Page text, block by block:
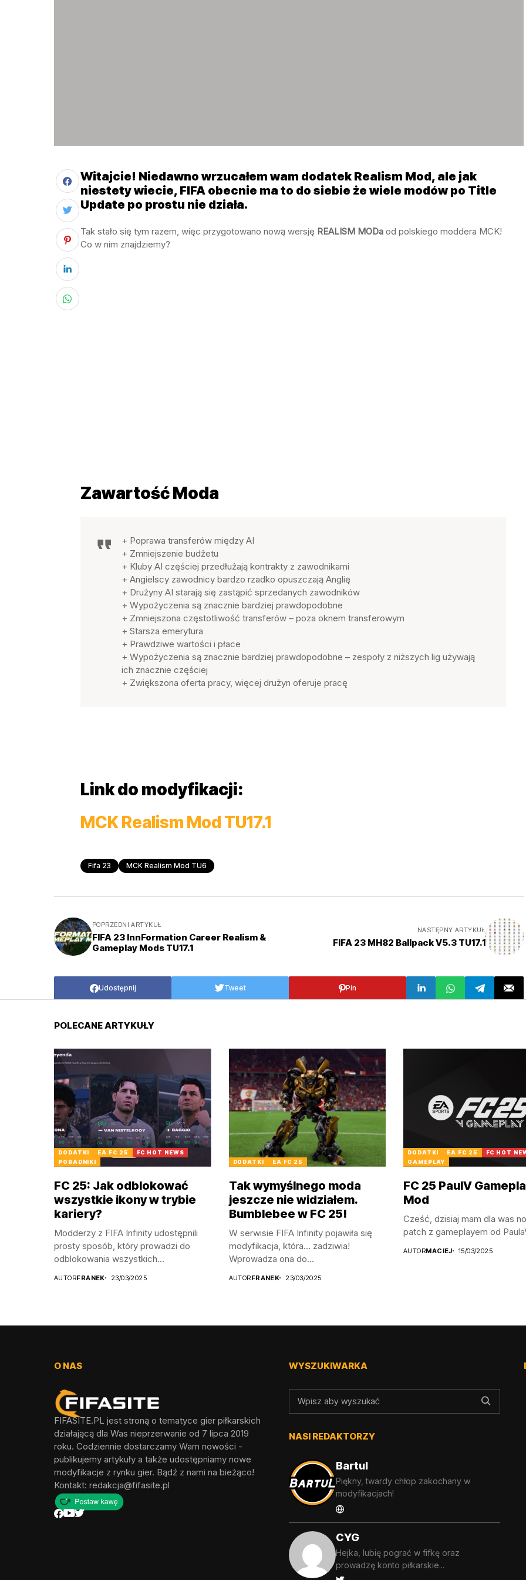
Witajcie! Niedawno wrzucałem wam dodatek Realism Mod, ale jak
niestety wiecie, FIFA obecnie ma to do siebie że wiele modów po Title
Update po prostu nie działa.
Tak stało się tym razem, więc przygotowano nową wersję REALISM MODa od polskiego moddera MCK!
Co w nim znajdziemy?
Zawartość Moda
+ Poprawa transferów między AI
+ Zmniejszenie budżetu
+ Kluby AI częściej przedłużają kontrakty z zawodnikami
+ Angielscy zawodnicy bardzo rzadko opuszczają Anglię
+ Drużyny AI starają się zastąpić sprzedanych zawodników
+ Wypożyczenia są znacznie bardziej prawdopodobne
+ Zmniejszona częstotliwość transferów – poza oknem transferowym
+ Starsza emerytura
+ Prawdziwe wartości i płace
+ Wypożyczenia są znacznie bardziej prawdopodobne – zespoły z niższych lig używają
ich znacznie częściej
+ Zwiększona oferta pracy, więcej drużyn oferuje pracę
Link do modyfikacji:
MCK Realism Mod TU17.1
Fifa 23 MCK Realism Mod TU6
POPRZEDNI ARTYKUŁ
FIFA 23 InnFormation Career Realism &
Gameplay Mods TU17.1
NASTĘPNY ARTYKUŁ
FIFA 23 MH82 Ballpack V5.3 TU17.1
Udostępnij Tweet Pin
POLECANE ARTYKUŁY
DODATKI EA FC 25
FC HOT NEWS
PORADNIKI
FC 25: Jak odblokować
wszystkie ikony w trybie
kariery?
Modderzy z FIFA Infinity udostępnili
prosty sposób, który prowadzi do
odblokowania wszystkich...
AUTORFRANEK 23/03/2025
DODATKI EA FC 25
Tak wymyślnego moda
jeszcze nie widziałem.
Bumblebee w FC 25!
W serwisie FIFA Infinity pojawiła się
modyfikacja, która… zadziwia!
Wprowadza ona do...
AUTORFRANEK 23/03/2025
DODATKI EA FC 25
FC HOT
GAMEPLAY
FC 25 PaulV
Mod
Cześć, dzisiaj mam dla was
patch z gameplayem od
AUTORMACIEJ 15/03/2025
O NAS
FIFASITE.PL jest stroną o tematyce gier piłkarskich
działającą dla Was nieprzerwanie od 7 lipca 2019
roku. Codziennie dostarczamy Wam nowości -
publikujemy artykuły a także udostępniamy nowe
modyfikacje z rynku gier. Bądź z nami na bieżąco!
Kontakt: redakcja@fifasite.pl
WYSZUKIWARKA
NASI REDAKTORZY
Bartul
Piękny, twardy chłop zakochany w
modyfikacjach!
CYG
Hejka, lubię pograć w fifkę oraz
prowadzę konto piłkarskie...